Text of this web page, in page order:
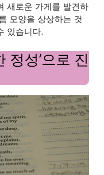
새로운 가게를 발견하
모양을 상상하는 것
있습니다.
정성’으로 진